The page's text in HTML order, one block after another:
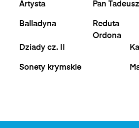
Artysta
Balladyna
Pan Tadeusz
Reduta
Ordona
Dziady cz. II
Sonety krymskie